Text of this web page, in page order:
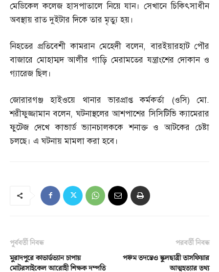
মেডিকেল কলেজ হাসপাতালে নিয়ে যান। সেখানে চিকিৎসাধীন
অবস্থায় রাত দুইটার দিকে তার মৃত্যু হয়।
নিহতের প্রতিবেশী কামরান মেহেদী বলেন,বারইয়ারহাট পৌর
বাজারে মোহাম্মদ আলীর গাড়ি মেরামতের যন্ত্রাংশের দোকান ও
গ্যারেজ ছিল।
জোরারগঞ্জ হাইওয়ে থানার ভারপ্রাপ্ত কর্মকর্তা (ওসি)মো.
শরীফুজ্জামান বলেন,ঘটনাস্থলের আশপাশের সিসিটিভি ক্যামেরার
ফুটেজ দেখে কাভার্ড ভ্যানচালককে শনাক্ত ও আটকের চেষ্টা
চলছে। এ ঘটনায় মামলা করা হবে।
পূর্ববর্তী নিবন্ধ
মুরাদপুরে কাভার্ডভ্যান চাপায়
মোটরসাইকেল আরোহী শিক্ষক দম্পতি
পরবর্তী নিবন্ধ
পঞ্চম তদন্তেও স্কুলছাত্রী তাসফিয়ার
আত্মহত্যার তথ্য